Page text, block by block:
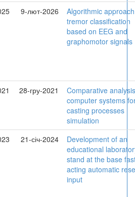
9-лют-2026
Algorithmic
tremor classification
based on EEG and
graphomotor signals
28-гру-2021
Comparative
computer systems
casting processes
simulation
21-січ-2024
Development of an
educational
stand at the base
acting automatic
input